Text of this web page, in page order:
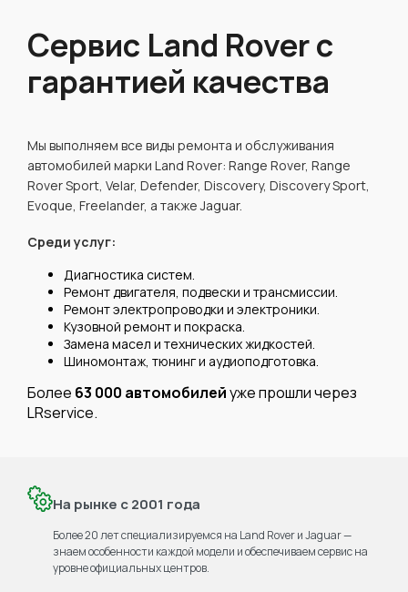
Сервис Land Rover с
гарантией качества
Мы выполняем все виды ремонта и обслуживания
автомобилей марки Land Rover: Range Rover, Range
Rover Sport, Velar, Defender, Discovery, Discovery Sport,
Evoque, Freelander, а также Jaguar.
Среди услуг:
Диагностика систем.
Ремонт двигателя, подвески и трансмиссии.
Ремонт электропроводки и электроники.
Кузовной ремонт и покраска.
Замена масел и технических жидкостей.
Шиномонтаж, тюнинг и аудиоподготовка.
Более 63 000 автомобилейуже прошли через
LRservice.
На рынке с 2001 года
Более 20 лет специализируемся на Land Rover и Jaguar —
знаем особенности каждой модели и обеспечиваем сервис на
уровне официальных центров.